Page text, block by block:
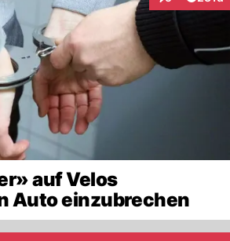
Interaktionen
auf Velos
Auto einzubrechen